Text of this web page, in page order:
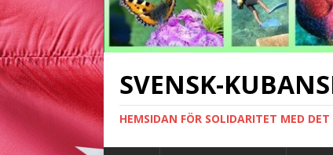
SVENSK-
HEMSIDAN FÖR SOLIDARITET MED